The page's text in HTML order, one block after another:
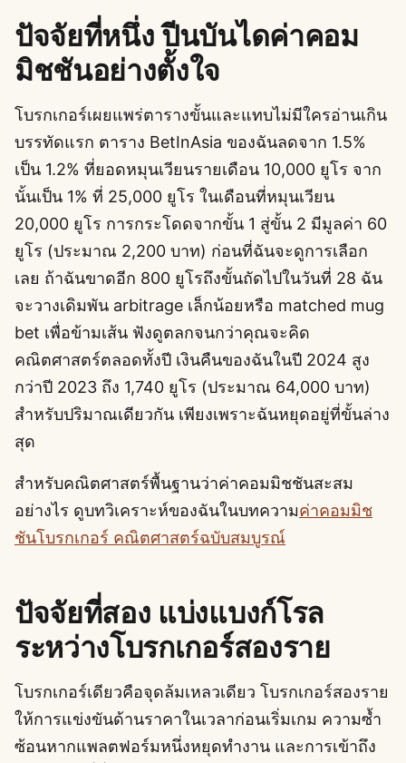
ปัจจัยที่หนึ่ง ปีนบันไดค่าคอม
มิชชันอย่างตั้งใจ
โบรกเกอร์เผยแพร่ตารางขั้นและแทบไม่มีใครอ่านเกิน
บรรทัดแรก ตาราง BetInAsia ของฉันลดจาก 1.5%
เป็น 1.2% ที่ยอดหมุนเวียนรายเดือน 10,000 ยูโร จาก
นั้นเป็น 1% ที่ 25,000 ยูโร ในเดือนที่หมุนเวียน
20,000 ยูโร การกระโดดจากขั้น 1 สู่ขั้น 2 มีมูลค่า 60
ยูโร (ประมาณ 2,200 บาท) ก่อนที่ฉันจะดูการเลือก
เลย ถ้าฉันขาดอีก 800 ยูโรถึงขั้นถัดไปในวันที่ 28 ฉัน
จะวางเดิมพัน arbitrage เล็กน้อยหรือ matched mug
bet เพื่อข้ามเส้น ฟังดูตลกจนกว่าคุณจะคิด
คณิตศาสตร์ตลอดทั้งปี เงินคืนของฉันในปี 2024 สูง
กว่าปี 2023 ถึง 1,740 ยูโร (ประมาณ 64,000 บาท)
สำหรับปริมาณเดียวกัน เพียงเพราะฉันหยุดอยู่ที่ขั้นล่าง
สุด
สำหรับคณิตศาสตร์พื้นฐานว่าค่าคอมมิชชันสะสม
อย่างไร ดูบทวิเคราะห์ของฉันในบทความค่าคอมมิช
ชันโบรกเกอร์ คณิตศาสตร์ฉบับสมบูรณ์
ปัจจัยที่สอง แบ่งแบงก์โรล
ระหว่างโบรกเกอร์สองราย
โบรกเกอร์เดียวคือจุดล้มเหลวเดียว โบรกเกอร์สองราย
ให้การแข่งขันด้านราคาในเวลาก่อนเริ่มเกม ความซ้ำ
ซ้อนหากแพลตฟอร์มหนึ่งหยุดทำงาน และการเข้าถึง